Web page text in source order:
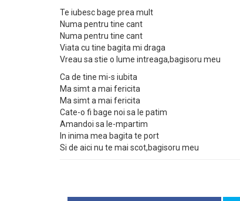
Te iubesc bage prea mult
Numa pentru tine cant
Numa pentru tine cant
Viata cu tine bagita mi draga
Vreau sa stie o lume intreaga,bagisoru meu
Ca de tine mi-s iubita
Ma simt a mai fericita
Ma simt a mai fericita
Cate-o fi bage noi sa le patim
Amandoi sa le-mpartim
In inima mea bagita te port
Si de aici nu te mai scot,bagisoru meu